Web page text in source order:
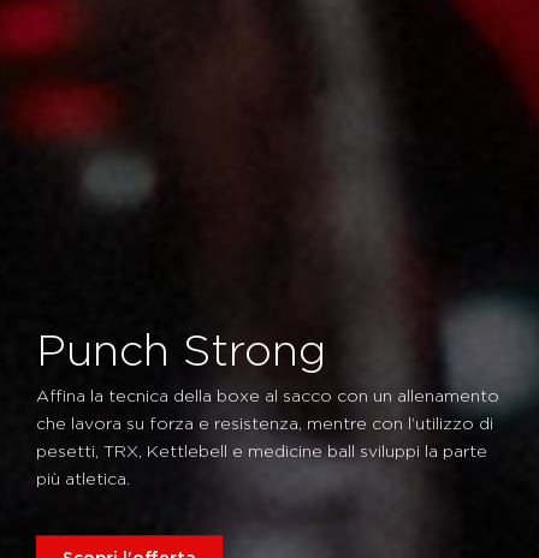
Punch Strong
Affina la tecnica della boxe al sacco con un allenamento
che lavora su forza e resistenza, mentre con l’utilizzo di
pesetti, TRX, Kettlebell e medicine ball sviluppi la parte
più atletica.